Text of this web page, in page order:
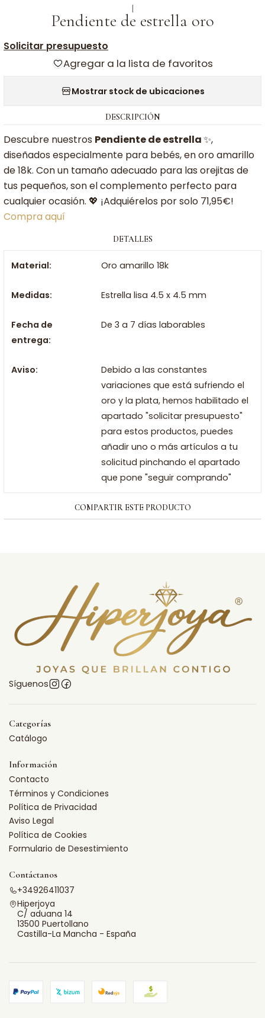
|
Pendiente de estrella oro
Solicitar presupuesto
Agregar a la lista de favoritos
Mostrar stock de ubicaciones
DESCRIPCIÓN
Descubre nuestros Pendiente de estrella✨,
diseñados especialmente para bebés, en oro amarillo
de 18k. Con un tamaño adecuado para las orejitas de
tus pequeños, son el complemento perfecto para
cualquier ocasión. 💖 ¡Adquiérelos por solo 71,95€!
Compra aquí
DETALLES
Material: Oro amarillo 18k
Medidas: Estrella lisa 4.5 x 4.5 mm
Fecha de
entrega:
De 3 a 7 días laborables
Aviso:
Debido a las constantes
variaciones que está sufriendo el
oro y la plata, hemos habilitado el
apartado "solicitar presupuesto"
para estos productos, puedes
añadir uno o más artículos a tu
solicitud pinchando el apartado
que pone "seguir comprando"
COMPARTIR ESTE PRODUCTO
Síguenos
Categorías
Catálogo
Información
Contacto
Términos y Condiciones
Política de Privacidad
Aviso Legal
Política de Cookies
Formulario de Desestimiento
Contáctanos
+34926411037
Hiperjoya
C/ aduana 14
13500 Puertollano
Castilla-La Mancha - España